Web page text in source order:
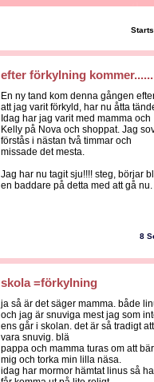
efter förkylning
En ny tand kom denna gången
att jag varit förkyld, har nu åtta
Idag har jag varit med mamma och
Kelly på Nova och shoppat. Jag
förstås i nästan två timmar och
missade det mesta.
Jag har nu tagit sju!!!! steg, börjar
en baddare på detta med att gå nu.
8
skola =förkylning
ja så är det säger mamma. både
och jag är snuviga mest jag som
ens går i skolan. det är så tradigt att
vara snuvig. blä
pappa och mamma turas om att
mig och torka min lilla näsa.
idag har mormor hämtat linus så